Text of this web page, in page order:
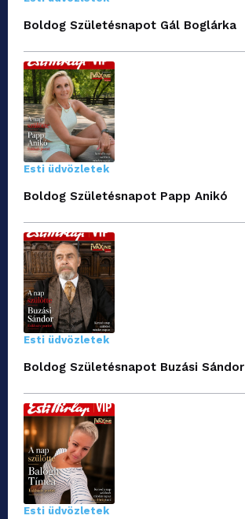
Boldog Születésnapot Gál Boglárka
Esti üdvözletek
Boldog Születésnapot Papp Anikó
Esti üdvözletek
Boldog Születésnapot Buzási Sándor
Esti üdvözletek